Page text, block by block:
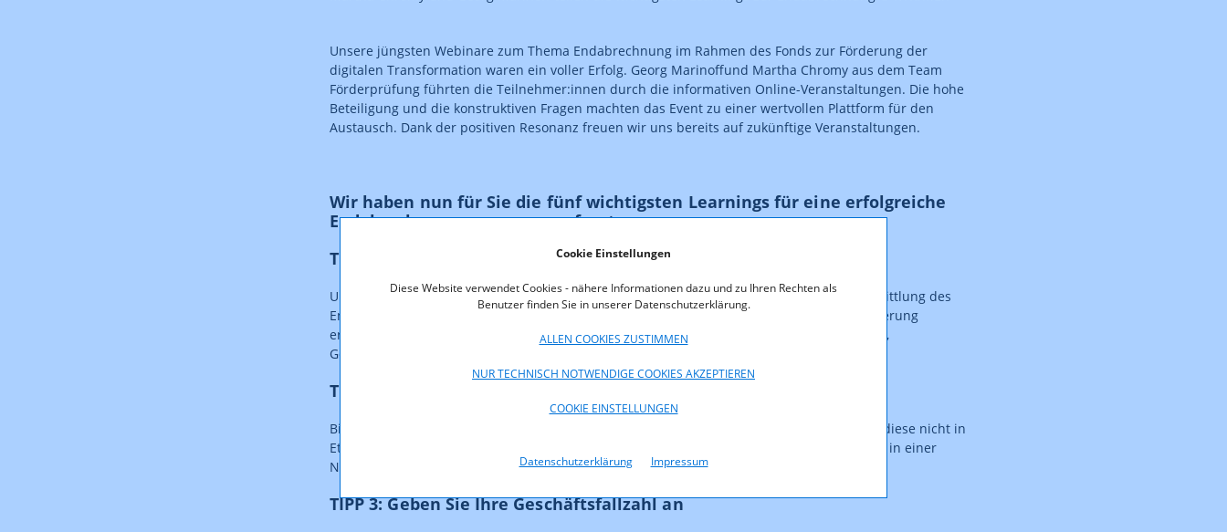
Cookie Einstellungen
Diese Website verwendet Cookies - nähere Informationen dazu und zu Ihren Rechten als
Benutzer finden Sie in unserer Datenschutzerklärung.
ALLEN COOKIES ZUSTIMMEN
NUR TECHNISCH NOTWENDIGE COOKIES AKZEPTIEREN
COOKIE EINSTELLUNGEN
Datenschutzerklärung Impressum
Unsere jüngsten Webinare zum Thema Endabrechnung im Rahmen des Fonds zur Förderung der
digitalen Transformation waren ein voller Erfolg. Georg Marinoffund Martha Chromy aus dem Team
Förderprüfung führten die Teilnehmer:innen durch die informativen Online-Veranstaltungen. Die hohe
Beteiligung und die konstruktiven Fragen machten das Event zu einer wertvollen Plattform für den
Austausch. Dank der positiven Resonanz freuen wir uns bereits auf zukünftige Veranstaltungen.
Wir haben nun für Sie die fünf wichtigsten Learnings für eine erfolgreiche
Endabrechnung zusammengefasst:
TIPP 1: Behalten Sie die Frist im Auge
Unser erster Tipp ist auch gleich einer der wichtigsten: Die Einhaltung der Frist zur Übermittlung des
Endberichts. Dieser ist 4 Monate nach Projektende zu übermitteln. Sollte eine Fristverlängerung
erforderlich sein, kontaktieren Sie uns bitte formlos per Mail unter Angabe von: Projekttitel,
Geschäftszahl und dem gewünschten Fristende.
TIPP 2: Ordnungsgemäße Unterlagensendung
Bitte überprüfen Sie Ihre Unterlagen vor dem Versand auf Vollständigkeit und senden Sie diese nicht in
Etappen, sondern gesammelt in einer E-Mail. Fassen Sie außerdem nicht mehrere Projekte in einer
Nachricht zusammen, sondern schicken Sie eine separate Nachricht pro Projekt.
TIPP 3: Geben Sie Ihre Geschäftsfallzahl an